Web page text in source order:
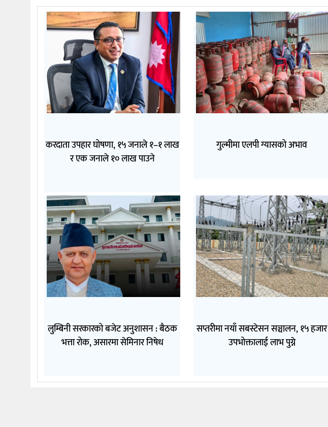
करदाता उपहार घोषणा, १५ जनाले १–१ लाख
र एक जनाले १० लाख पाउने
गुल्मीमा एलपी ग्यासको अभाव
लुम्बिनी सरकारको बजेट अनुशासन : बैठक
भत्ता रोक, असारमा सेमिनार निषेध
सप्तरीमा नयाँ सबस्टेसन सञ्चालन, १५ हजार
उपभोक्तालाई लाभ पुग्ने